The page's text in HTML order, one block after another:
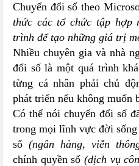
Chuyển đổi số theo
thức các tổ chức tập hợp
trình để tạo những giá trị
Nhiều chuyên gia và nhà
đổi số là một quá trình
từng cá nhân phải chủ
phát triển nếu không muốn
Có thể nói chuyển đổi số
trong mọi lĩnh vực đời
số (ngân hàng, viễn
chính quyền số (dịch vụ